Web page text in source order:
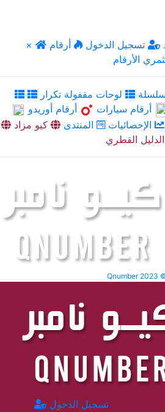
× تسجيل الدخول
أرقام
الأرقام
لوحات مقفولة تكرار
أرقام سيارات
أرقام أوريدو
الإحصائيات المنتدى
كيو مزاد
الدليل القطري
Qnumber 2023
تسجيل الدخول